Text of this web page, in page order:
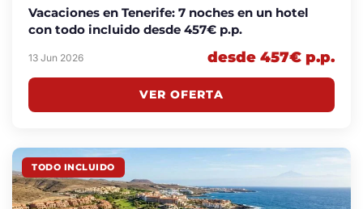
Vacaciones en Tenerife: 7 noches en un hotel
con todo incluido desde 457€ p.p.
13 Jun 2026 desde 457€ p.p.
VER OFERTA
TODO INCLUIDO